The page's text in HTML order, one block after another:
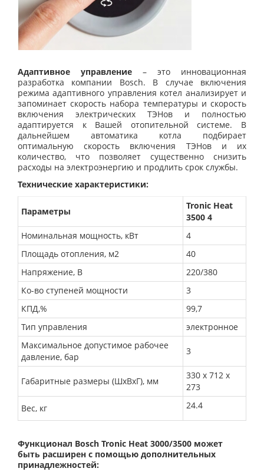
Адаптивное управление – это инновационная
разработка компании Bosch. В случае включения
режима адаптивного управления котел анализирует и
запоминает скорость набора температуры и скорость
включения электрических ТЭНов и полностью
адаптируется к Вашей отопительной системе. В
дальнейшем автоматика котла подбирает
оптимальную скорость включения ТЭНов и их
количество, что позволяет существенно снизить
расходы на электроэнергию и продлить срок службы.
Технические характеристики:
Параметры
Tronic Heat
3500 4
Номинальная мощность, кВт
4
Площадь отопления, м2
40
Напряжение, В
220/380
Ко-во ступеней мощности
3
КПД,%
99,7
Тип управления
электронное
Максимальное допустимое рабочее
давление, бар
3
Габаритные размеры (ШхВхГ), мм
330 x 712 x
273
Вес, кг
24.4
Функционал Bosch Tronic Heat 3000/3500 может
быть расширен с помощью дополнительных
принадлежностей: